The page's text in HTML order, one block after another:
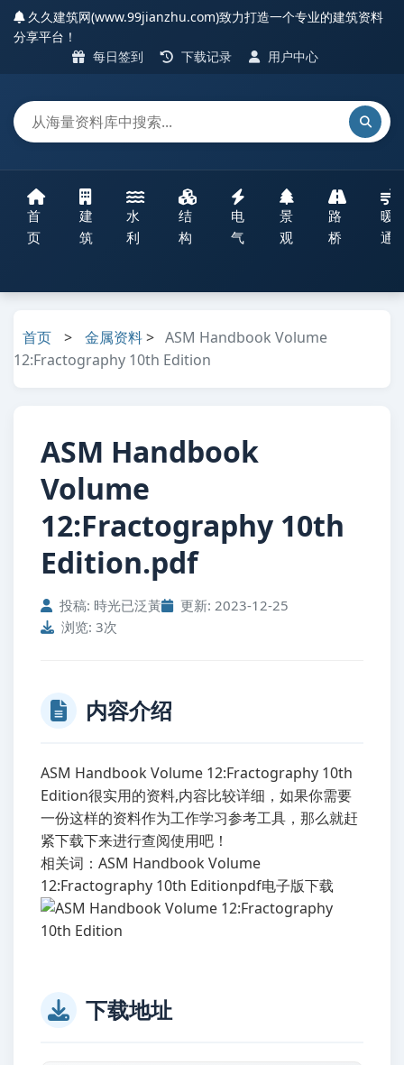
久久建筑网(www.99jianzhu.com)致力打造一个专业的建筑资料
分享平台！
每日签到
下载记录 用户中心
首
页
建
筑
水
利
结
构
电
气
景
观
路
桥
暖
通
首页 > 金属资料> ASM Handbook Volume
12:Fractography 10th Edition
ASM Handbook
Volume
12:Fractography 10th
Edition.pdf
投稿: 時光已泛黃
更新: 2023-12-25
浏览: 3次
内容介绍
ASM Handbook Volume 12:Fractography 10th
Edition很实用的资料,内容比较详细，如果你需要
一份这样的资料作为工作学习参考工具，那么就赶
紧下载下来进行查阅使用吧！
相关词：ASM Handbook Volume
12:Fractography 10th Editionpdf电子版下载
下载地址